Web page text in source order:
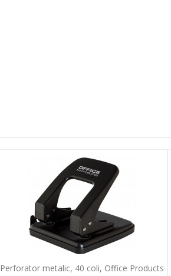
Perforator metalic, 40 coli, Office Products